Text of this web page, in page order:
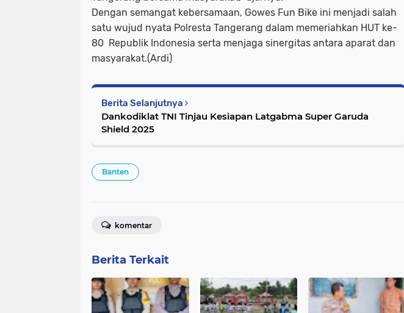
Dengan semangat kebersamaan, Gowes Fun Bike ini menjadi salah
satu wujud nyata Polresta Tangerang dalam memeriahkan HUT ke-
80 Republik Indonesia serta menjaga sinergitas antara aparat dan
masyarakat.(Ardi)
Berita Selanjutnya
Dankodiklat TNI Tinjau Kesiapan Latgabma Super Garuda
Shield 2025
Banten
komentar
Berita Terkait